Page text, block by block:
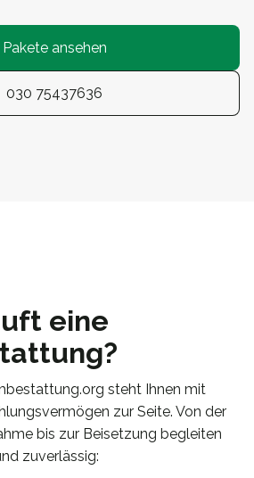
Pakete ansehen
030 75437636
eine
steht Ihnen mit
zur Seite. Von der
bis zur Beisetzung begleiten
zuverlässig: